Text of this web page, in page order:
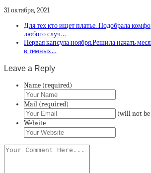
31 октября, 2021
Для тех кто ищет платье. Подобрала
любого случ…
Первая капсула ноября.Решила начать
в темных…
Leave a Reply
Name (required)
Mail (required)
(will not
Website